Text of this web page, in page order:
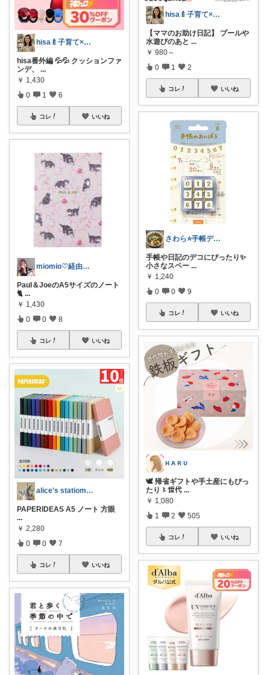
hisa🍼子育て×大人可愛いお気に入り
hisa番外編 💦💦 クッションファ
ンデ、
...
￥ 1,430
0 1 6
コレ いいね
miomio♡経由購入感謝♡
Paul＆JoeのA5サイズのノート
🐈 ...
￥ 1,430
0 0 8
コレ いいね
alice's statiomery
PAPERIDEAS A5 ノート 方眼
...
￥ 2,280
0 0 7
コレ いいね
hisa🍼子育て×大人可愛いお気に入り
【ママのお助け日記】 プールや
水遊びのあと ...
￥ 980～
0 1 2
コレ いいね
さわら⭐手帳デコと読書好き
手帳や日記のデコにぴったり✨
小さなスペー ...
￥ 1,240
0 0 9
コレ いいね
ʜ ᴀ ʀ ᴜ
🕊️ 帰省ギフトや手土産にもぴっ
たり〻世代 ...
￥ 1,080
1 2 505
コレ いいね